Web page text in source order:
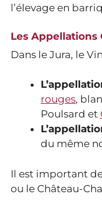
l’élevage en
Les Appellations
Dans le Jura, le
rouges,
Poulsard et
du même
Il est important
ou le Château-